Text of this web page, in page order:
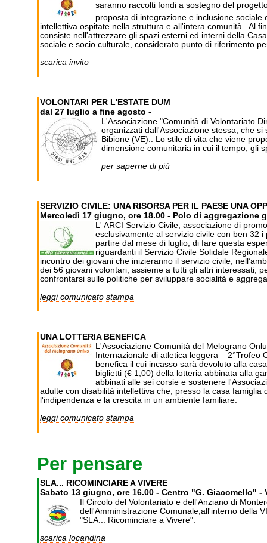
saranno raccolti fondi a sostegno del
proposta di integrazione e inclusione
intellettiva ospitate nella struttura e all'intera comunità . Al
consiste nell'attrezzare gli spazi esterni ed interni della
sociale e socio culturale, considerato punto di riferimento
scarica invito
VOLONTARI PER L'ESTATE DUM
dal 27 luglio a fine agosto -
L'Associazione "Comunità di Volontariato
organizzati dall'Associazione stessa, che
Bibione (VE).. Lo stile di vita che viene
dimensione comunitaria in cui il tempo, gli
per saperne di più
SERVIZIO CIVILE: UNA RISORSA PER IL PAESE UNA
Mercoledì 17 giugno, ore 18.00 - Polo di aggregazione
L' ARCI Servizio Civile, associazione di
esclusivamente al servizio civile con ben 32
partire dal mese di luglio, di fare questa
riguardanti il Servizio Civile Solidale
incontro dei giovani che inizieranno il servizio civile,
dei 56 giovani volontari, assieme a tutti gli altri interessati,
confrontarsi sulle politiche per sviluppare socialità e
leggi comunicato stampa
UNA LOTTERIA BENEFICA
L'Associazione Comunità del Melograno
Internazionale di atletica leggera –
benefica il cui incasso sarà devoluto alla
biglietti (€ 1,00) della lotteria abbinata alla
abbinati alle sei corsie e sostenere
adulte con disabilità intellettiva che, presso la casa
l'indipendenza e la crescita in un ambiente familiare.
leggi comunicato stampa
Per pensare
SLA... RICOMINCIARE A VIVERE
Sabato 13 giugno, ore 16.00 - Centro "G. Giacomello" -
Il Circolo del Volontariato e dell'Anziano di
dell'Amministrazione Comunale,all'interno della
"SLA... Ricominciare a Vivere".
scarica locandina